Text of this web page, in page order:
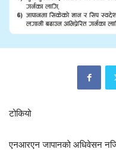
टोकियो
एनआरएन जापानको अधिवेसन